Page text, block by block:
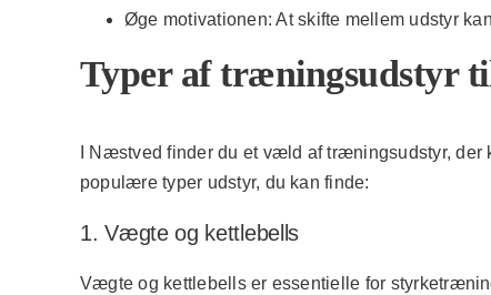
Øge motivationen: At skifte mellem udstyr
Typer af træningsudstyr
I Næstved finder du et væld af træningsudstyr,
populære typer udstyr, du kan finde:
1. Vægte og kettlebells
Vægte og kettlebells er essentielle for